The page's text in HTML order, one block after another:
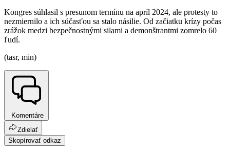
Kongres súhlasil s presunom termínu na apríl 2024, ale protesty to
nezmiernilo a ich súčasťou sa stalo násilie. Od začiatku krízy počas
zrážok medzi bezpečnostnými silami a demonštrantmi zomrelo 60
ľudí.
(tasr, min)
Komentáre
Zdielať
Skopírovať odkaz